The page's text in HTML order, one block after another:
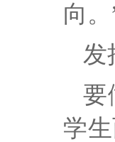
向。
发
要
学